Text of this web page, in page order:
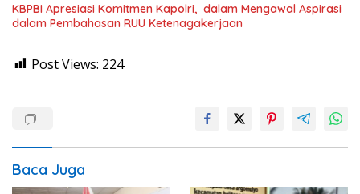
KBPBI Apresiasi Komitmen Kapolri, dalam Mengawal Aspirasi
dalam Pembahasan RUU Ketenagakerjaan
Post Views: 224
Baca Juga